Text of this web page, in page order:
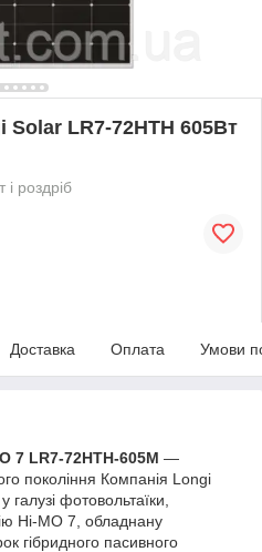
LR7-72HTH 605Вт
і роздріб
Доставка Оплата Умови
7 LR7-72HTH-605M —
покоління Компанія Longi
галузі фотовольтаїки,
Hi-MO 7, обладнану
гібридного пасивного